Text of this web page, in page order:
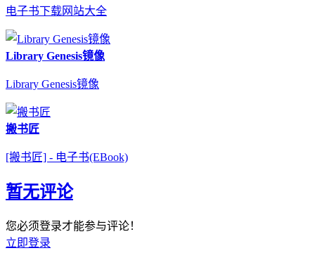
电子书下载网站大全
Library Genesis镜像
Library Genesis镜像
搬书匠
[搬书匠] - 电子书(EBook)
暂无评论
您必须登录才能参与评论！
立即登录